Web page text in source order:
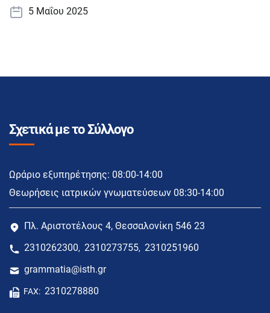
5 Μαΐου 2025
Σχετικά με το Σύλλογο
Ωράριο εξυπηρέτησης: 08:00-14:00
Θεωρήσεις ιατρικών γνωματεύσεων 08:30-14:00
Πλ. Αριστοτέλους 4, Θεσσαλονίκη 546 23
2310262300, 2310273755, 2310251960
grammatia@isth.gr
FAX: 2310278880